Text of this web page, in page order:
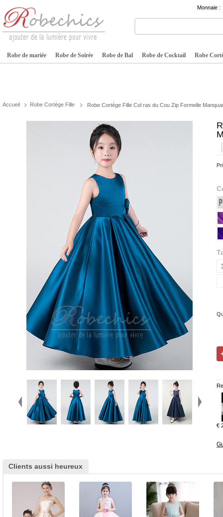
Monnaie :
Robe de mariée Robe de Soirée Robe de Bal Robe de Cocktail Robe
Accueil Robe Cortège Fille Robe Cortège Fille Col ras du Cou Zip Formelle
€
Clients aussi heureux